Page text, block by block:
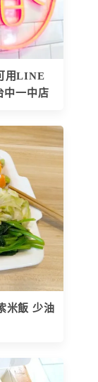
用LINE
中一中店
米飯 少油